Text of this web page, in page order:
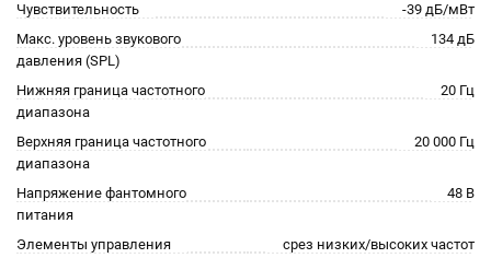
Чувствительность
-39 дБ/мВт
Макс. уровень звукового
давления (SPL)
134 дБ
Нижняя граница частотного
диапазона
20 Гц
Верхняя граница частотного
диапазона
20 000 Гц
Напряжение фантомного
питания
48 В
Элементы управления
срез низких/высоких частот